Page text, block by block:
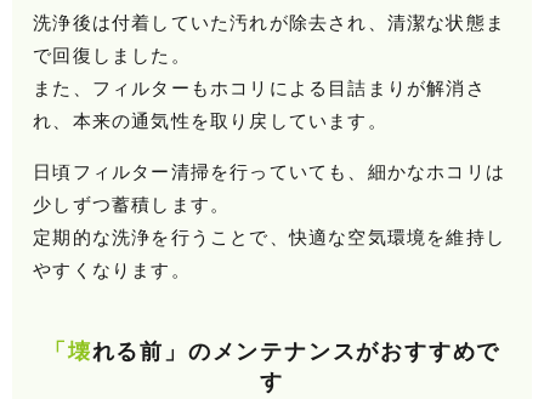
洗浄後は付着していた汚れが除去され、清潔な状態ま
で回復しました。
また、フィルターもホコリによる目詰まりが解消さ
れ、本来の通気性を取り戻しています。
日頃フィルター清掃を行っていても、細かなホコリは
少しずつ蓄積します。
定期的な洗浄を行うことで、快適な空気環境を維持し
やすくなります。
「壊れる前」のメンテナンスがおすすめで
す